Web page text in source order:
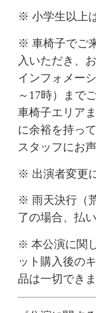
※ 小学生以上
※ 車椅子でご
入いただき、
インフォメー
～17時）まで
車椅子エリア
に余裕を持っ
スタッフにお
※ 出演者変更
※ 雨天決行（
了の場合、払
※ 本公演に関
ット購入後の
品は一切でき